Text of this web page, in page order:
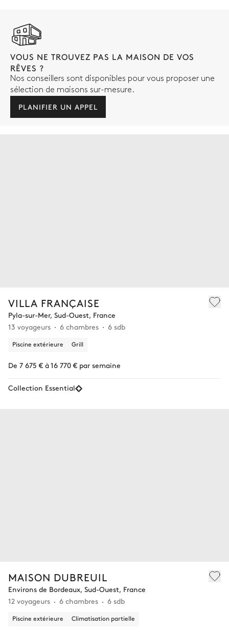
VOUS NE TROUVEZ PAS LA MAISON DE VOS
RÊVES ?
Nos conseillers sont disponibles pour vous proposer une
sélection de maisons sur-mesure.
PLANIFIER UN APPEL
VILLA FRANÇAISE
Pyla-sur-Mer, Sud-Ouest, France
13 voyageurs
6 chambres 6 sdb
Piscine extérieure Grill
De 7 675 € à 16 770 € par semaine
Collection Essential
MAISON DUBREUIL
Environs de Bordeaux, Sud-Ouest, France
12 voyageurs
6 chambres 6 sdb
Piscine extérieure Climatisation partielle